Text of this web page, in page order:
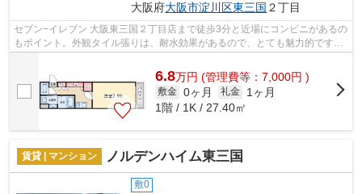
大阪府大阪市淀川区東三国 ２丁目
セブン−イレブン 大阪東三国２丁目店まで徒歩3分と近場にコンビニがあるの
もポイント。外観タイル張りは、耐水効果があるので、とても魅力的です。
6.8万円 (管理費等：7,000円 )
敷金 0ヶ月 礼金
1ヶ月
1階 / 1K / 27.40㎡
賃貸 | マンション ノルデンハイム東三国
敷0